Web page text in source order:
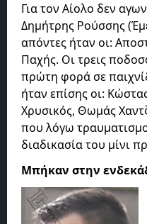
Για τον Αίολο δεν
Δημήτρης Ρούσσης
απόντες ήταν οι:
Παχής. Οι τρεις
πρώτη φορά σε
ήταν επίσης οι:
Χρυσικός, Θωμάς
που λόγω
διαδικασία του μίνι
Μπήκαν στην